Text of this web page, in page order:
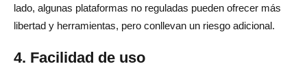
lado, algunas plataformas no reguladas pueden ofrecer más
libertad y herramientas, pero conllevan un riesgo adicional.
4. Facilidad de uso